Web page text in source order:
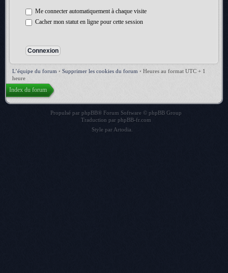
Me connecter automatiquement à chaque visite
Cacher mon statut en ligne pour cette session
L’équipe du forum • Supprimer les cookies du forum • Heures au format UTC + 1
heure
Index du forum
Propulsé par phpBB® Forum Software © phpBB Group
Traduction par phpBB-fr.com
Style par Artodia